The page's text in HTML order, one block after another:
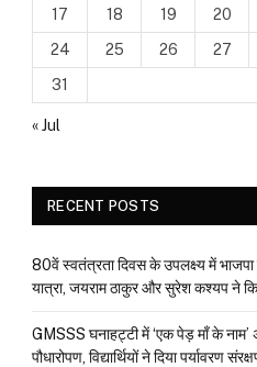
17
18 19 20
24
25 26 27
31
« Jul
RECENT POSTS
80वें स्वतंत्रता दिवस के उपलक्ष्य में भाजपा
यात्रा, जयराम ठाकुर और सुरेश कश्यप ने
GMSSS घनाहट्टी में ‘एक पेड़ माँ के
पौधारोपण, विद्यार्थियों ने दिया पर्यावरण